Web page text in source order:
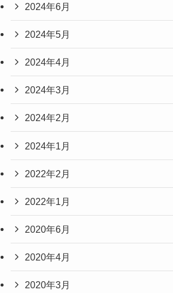
2024年6月
2024年5月
2024年4月
2024年3月
2024年2月
2024年1月
2022年2月
2022年1月
2020年6月
2020年4月
2020年3月